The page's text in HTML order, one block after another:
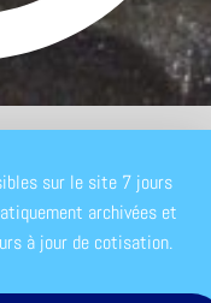
sur le site 7 jours
archivées et
à jour de cotisation.